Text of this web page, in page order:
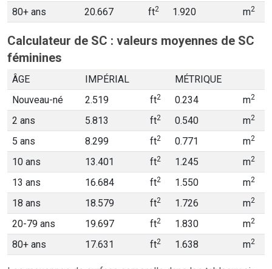
80+ ans 20.667 ft2 1.920 m2
Calculateur de SC : valeurs moyennes de SC
féminines
ÂGE IMPÉRIAL
MÉTRIQUE
Nouveau-né
2.519 ft2 0.234 m2
2 ans 5.813 ft2 0.540 m2
5 ans 8.299 ft2 0.771 m2
10 ans 13.401 ft2 1.245 m2
13 ans 16.684 ft2 1.550 m2
18 ans 18.579 ft2 1.726 m2
20-79 ans 19.697 ft2 1.830 m2
80+ ans 17.631 ft2 1.638 m2